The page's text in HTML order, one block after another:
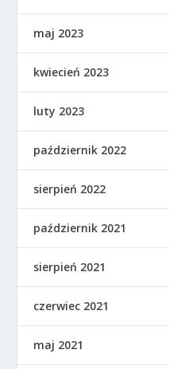
maj 2023
kwiecień 2023
luty 2023
październik 2022
sierpień 2022
październik 2021
sierpień 2021
czerwiec 2021
maj 2021